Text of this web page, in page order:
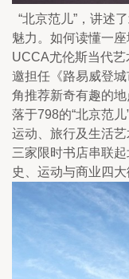
“北京范儿”，讲述
魅力。如何读懂一座
UCCA尤伦斯当代
邀担任《路易威登
角推荐新奇有趣的
落于798的“北京范
运动、旅行及生活
三家限时书店串联
史、运动与商业四大